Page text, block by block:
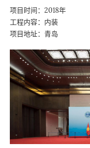
项目时间：2018年
工程内容：内装
项目地址：青岛